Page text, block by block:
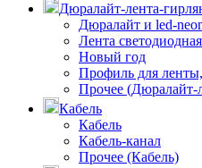
Дюралайт-лента-
Дюралайт и led-
Лента светодиодная
Новый год
Профиль для
Прочее (Дюралайт-
Кабель
Кабель
Кабель-канал
Прочее (Кабель)